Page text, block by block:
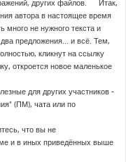
других файлов. Итак,
автора в настоящее время
не нужного текста и
предложения... и всё. Тем,
кликнут на ссылку
откроется новое маленькое
для других участников -
(ПМ), чата или по
что вы не
и в иных приведённых выше